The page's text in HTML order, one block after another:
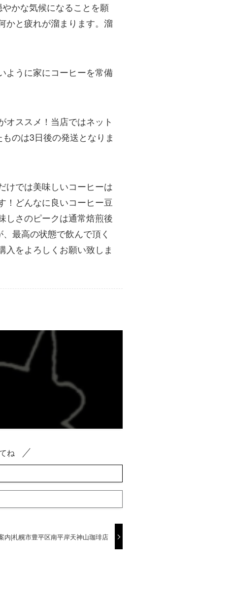
かな気候になることを願
かと疲れが溜まります。溜
ように家にコーヒーを常備
オススメ！当店ではネット
のは3日後の発送となりま
けでは美味しいコーヒーは
！どんなに良いコーヒー豆
しさのピークは通常焙煎後
最高の状態で飲んで頂く
入をよろしくお願い致しま
ね
内|札幌市豊平区南平岸天神山珈琲店